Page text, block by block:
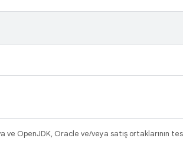
ve OpenJDK, Oracle ve/veya satış ortaklarının